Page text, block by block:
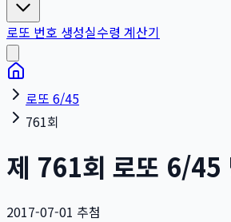
로또 번호 생성실수령 계산기
로또 6/45
761회
제 761회 로또 6/45
2017-07-01 추첨